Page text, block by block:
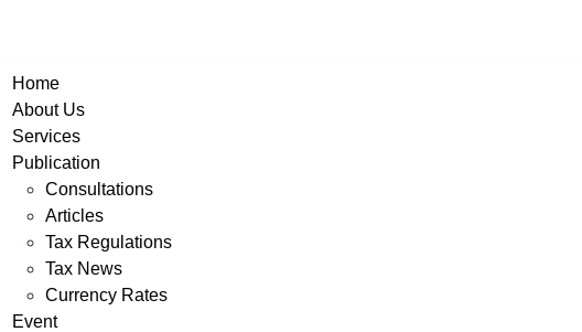
Home
About Us
Services
Publication
Consultations
Articles
Tax Regulations
Tax News
Currency Rates
Event